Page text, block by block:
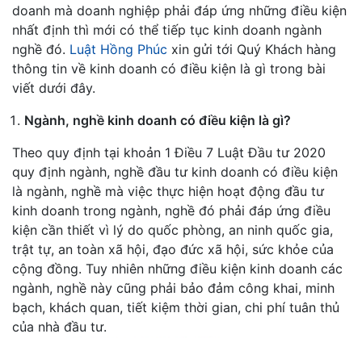
doanh mà doanh nghiệp phải đáp ứng những điều kiện
nhất định thì mới có thể tiếp tục kinh doanh ngành
nghề đó. Luật Hồng Phúc xin gửi tới Quý Khách hàng
thông tin về kinh doanh có điều kiện là gì trong bài
viết dưới đây.
Ngành, nghề kinh doanh có điều kiện là gì?
Theo quy định tại khoản 1 Điều 7 Luật Đầu tư 2020
quy định ngành, nghề đầu tư kinh doanh có điều kiện
là ngành, nghề mà việc thực hiện hoạt động đầu tư
kinh doanh trong ngành, nghề đó phải đáp ứng điều
kiện cần thiết vì lý do quốc phòng, an ninh quốc gia,
trật tự, an toàn xã hội, đạo đức xã hội, sức khỏe của
cộng đồng. Tuy nhiên những điều kiện kinh doanh các
ngành, nghề này cũng phải bảo đảm công khai, minh
bạch, khách quan, tiết kiệm thời gian, chi phí tuân thủ
của nhà đầu tư.